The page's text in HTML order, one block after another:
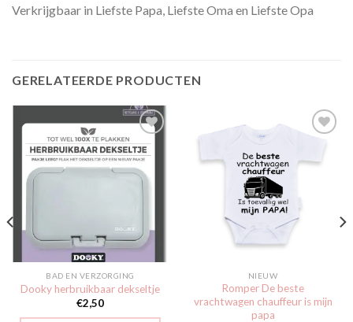
Verkrijgbaar in Liefste Papa, Liefste Oma en Liefste Opa
GERELATEERDE PRODUCTEN
Toevoegen
aan
BAD EN VERZORGING
Dooky herbruikbaar dekseltje
€2,50
NIEUW
Romper De beste
vrachtwagen chauffeur is mijn
papa